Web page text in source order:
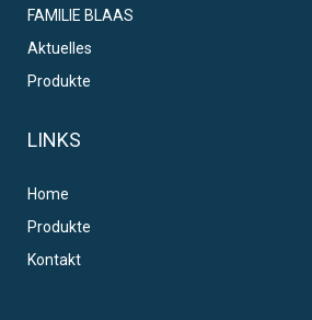
FAMILIE BLAAS
Aktuelles
Produkte
LINKS
Home
Produkte
Kontakt